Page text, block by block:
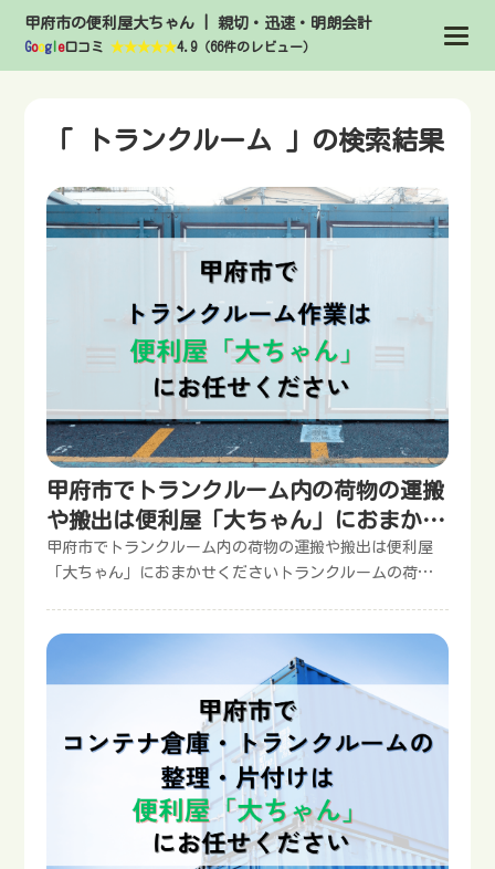
甲府市の便利屋大ちゃん | 親切・迅速・明朗会計
Google口コミ★★★★★4.9（66件のレビュー）
「 トランクルーム 」の検索結果
甲府市でトランクルーム内の荷物の運搬
や搬出は便利屋「大ちゃん」におまかせ
ください
甲府市でトランクルーム内の荷物の運搬や搬出は便利屋
「大ちゃん」におまかせくださいトランクルームの荷物
から対応しています。作業量が多い場合は、以降30分
1,650円（税込み）で承っています。お見積もりは無料で
すので、お気軽にご相談ください。 便利屋「大ちゃん」
では、トランクルーム内の荷物の出し入れや整理など幅
広いサポートを行っています。大型の荷物の搬出や搬
入、整理などの作業にお困りの場合はお気軽にご相談く
ださい。トランクルームの荷物の出し入れにお困りの方
は、便利屋「大ちゃん」におまかせください。料金は1名
1時間あたり4,400円（税込み）から対応しています。作